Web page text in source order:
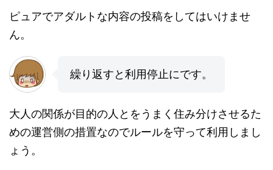
ピュアでアダルトな内容の投稿をしてはいけませ
ん。
繰り返すと利用停止にです。
大人の関係が目的の人とをうまく住み分けさせるた
めの運営側の措置なのでルールを守って利用しまし
ょう。